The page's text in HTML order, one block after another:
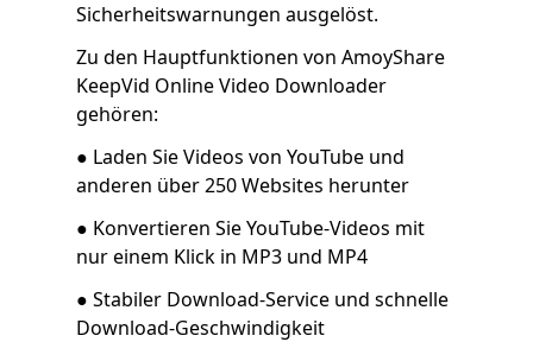
Sicherheitswarnungen ausgelöst.
Zu den Hauptfunktionen von AmoyShare
KeepVid Online Video Downloader
gehören:
● Laden Sie Videos von YouTube und
anderen über 250 Websites herunter
● Konvertieren Sie YouTube-Videos mit
nur einem Klick in MP3 und MP4
● Stabiler Download-Service und schnelle
Download-Geschwindigkeit